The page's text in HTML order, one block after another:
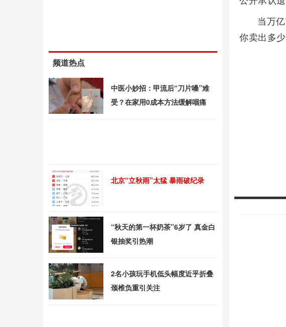
当万
你卖出多
频道热点
中医小妙招：甲流后“刀片嗓”难
受？在家用0成本方法缓解咽痛
北京“立秋雨”太猛 暴雨破纪录
“秋天的第一杯奶茶”6岁了 真金白
银抽奖引热潮
2名小孩玩手机低头幅度近乎折叠
颈椎负重引关注